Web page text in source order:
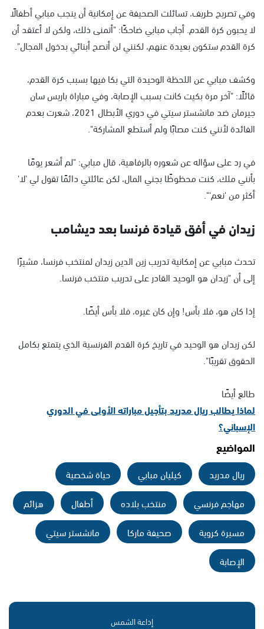
وفي تصريح طريف، تسائلت الصحيفة عن إمكانية أن ينجب مبابي أطفالًا
لا يحبون كرة القدم. أجاب مبابي ضاحكًا: "أتمنى ذلك، ولكن لا أعتقد أن
كرة القدم ستكون بعيدة عنهم، لكنني لن أنصح أبنائي بدخول المجال".
وكشف مبابي عن اللحظة الوحيدة التي بكا فيها بسبب كرة القدم،
قائلًا: "آخر مرة بكيت كانت بسبب الإصابة، وفي مباراة باريس سان
جيرمان ضد مانشستر سيتي في دوري الأبطال 2021، شعرت بعدم
الفائدة لأنني كنت مصابًا ولم أستطع المشاركة".
في رد على سؤاله عن شعوره بالرفاهية، قال مبابي: "لم أشعر يومًا
بأنني ملك، كنت محظوظًا بجني المال، لكن عائلتي دائمًا تقول لي 'لا'
أكثر من 'نعم'".
زيدان في أفق قيادة فرنسا بعد ديشامب
تحدث مبابي عن إمكانية تدريب زين الدين زيدان لمنتخب فرنسا، مشيرًا
إلى أن "زيدان هو الوحيد القادر على تدريب منتخب فرنسا.
إذا كان هو، فلا بأس! وإن كان غيره، فلا بأس أيضًا.
لكن زيدان هو الوحيد في تاريخ كرة القدم الفرنسية الذي يتمتع بكامل
الحقوق تقريبًا".
طالع أيضًا
لماذا يطالب ريال مدريد بتأجيل مباراته الأولى في الدوري
الإسباني؟
المواضيع
ريال مدريد كيليان مبابي
حياة شخصية
مهاجم فرنسي
منتخب بلاده أطفال
هزائم
مسيرة كروية
صحيفة ماركا
مانشستر سيتي
الإصابة
إذاعة الشمس